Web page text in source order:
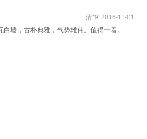
清*9 2016-11-01
墙，古朴典雅，气势雄伟。值得一看。